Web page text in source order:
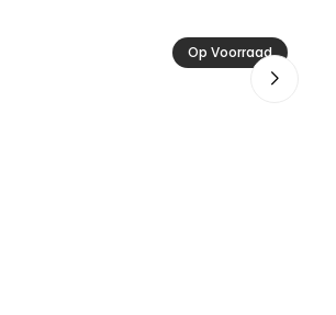
Op Voorraad